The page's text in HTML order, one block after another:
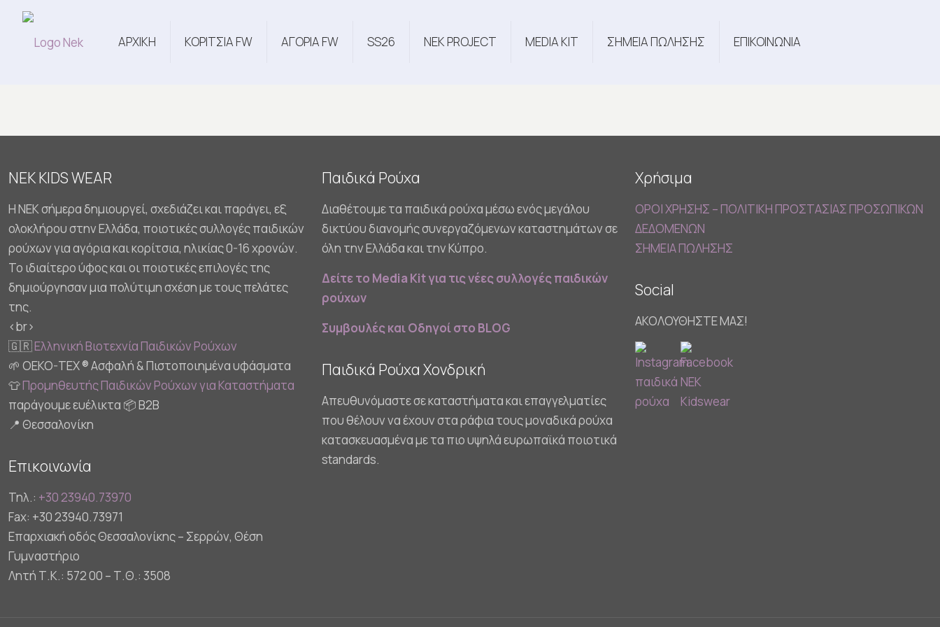
ΑΡΧΙΚΗ ΚΟΡΙΤΣΙΑ FW ΑΓΟΡΙΑ FW SS26 NEK PROJECT MEDIA KIT ΣΗΜΕΙΑ ΠΩΛΗΣΗΣ ΕΠΙΚΟΙΝΩΝΙΑ
NEK KIDS WEAR
Η NEK σήμερα δημιουργεί, σχεδιάζει και παράγει, εξ
ολοκλήρου στην Ελλάδα, ποιοτικές συλλογές παιδικών
ρούχων για αγόρια και κορίτσια, ηλικίας 0-16 χρονών.
Το ιδιαίτερο ύφος και οι ποιοτικές επιλογές της
δημιούργησαν μια πολύτιμη σχέση με τους πελάτες
της.
<br>
🇬🇷Ελληνική Βιοτεχνία Παιδικών Ρούχων
🌱 OEKO-TEX ® Ασφαλή & Πιστοποιημένα υφάσματα
👕Προμηθευτής Παιδικών Ρούχων για Καταστήματα
παράγουμε ευέλικτα 📦 B2B
📍 Θεσσαλονίκη
Επικοινωνία
Τηλ.: +30 23940.73970
Fax: +30 23940.73971
Επαρχιακή οδός Θεσσαλονίκης – Σερρών, Θέση
Γυμναστήριο
Λητή Τ.Κ.: 572 00 – Τ.Θ.: 3508
Παιδικά Ρούχα
Διαθέτουμε τα παιδικά ρούχα μέσω ενός μεγάλου
δικτύου διανομής συνεργαζόμενων καταστημάτων σε
όλη την Ελλάδα και την Κύπρο.
Δείτε το Media Kit για τις νέες συλλογές παιδικών
ρούχων
Συμβουλές και Οδηγοί στο BLOG
Παιδικά Ρούχα Χονδρική
Απευθυνόμαστε σε καταστήματα και επαγγελματίες
που θέλουν να έχουν στα ράφια τους μοναδικά ρούχα
κατασκευασμένα με τα πιο υψηλά ευρωπαϊκά ποιοτικά
standards.
Χρήσιμα
ΟΡΟΙ ΧΡΗΣΗΣ – ΠΟΛΙΤΙΚΗ ΠΡΟΣΤΑΣΙΑΣ ΠΡΟΣΩΠΙΚΩΝ
ΔΕΔΟΜΕΝΩΝ
ΣΗΜΕΙΑ ΠΩΛΗΣΗΣ
Social
ΑΚΟΛΟΥΘΗΣΤΕ ΜΑΣ!